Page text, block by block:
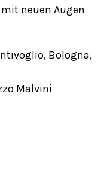
neuen Augen
Bologna,
Malvini